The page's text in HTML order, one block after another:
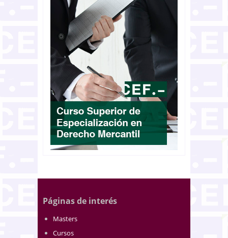
Páginas de interés
Masters
Cursos